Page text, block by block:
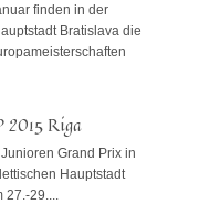
finden in der
Bratislava die
2015 Riga
Junioren Grand Prix in
Hauptstadt
27.-29....